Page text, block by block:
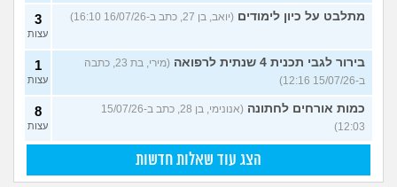
מתלבט על כיון לימודים (יואב, בן 27, כתב ב-16/07/26 16:10) 3
עצות
בירור לגבי תכנית 4 שנתית לרפואה
(מירי, בת 23, כתבה
ב-15/07/26 12:16)
1
עצות
כמות אורחים לחתונה
(אנונימי, בן 28, כתב ב-15/07/26
12:03)
8
עצות
הצג עוד שאלות חדשות